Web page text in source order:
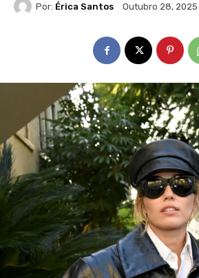
Por: Érica Santos Outubro 28, 2025